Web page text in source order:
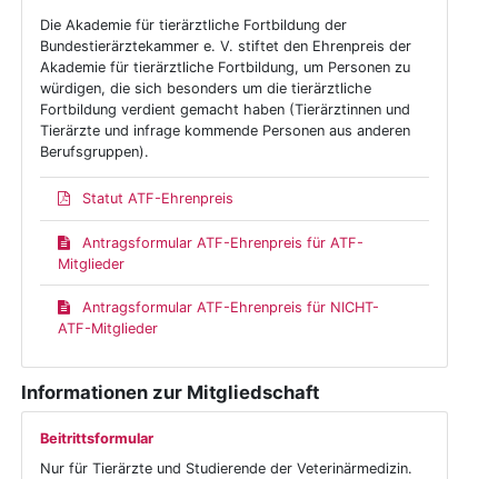
Die Akademie für tierärztliche Fortbildung der
Bundestierärztekammer e. V. stiftet den Ehrenpreis der
Akademie für tierärztliche Fortbildung, um Personen zu
würdigen, die sich besonders um die tierärztliche
Fortbildung verdient gemacht haben (Tierärztinnen und
Tierärzte und infrage kommende Personen aus anderen
Berufsgruppen).
Statut ATF-Ehrenpreis
Antragsformular ATF-Ehrenpreis für ATF-
Mitglieder
Antragsformular ATF-Ehrenpreis für NICHT-
ATF-Mitglieder
Informationen zur Mitgliedschaft
Beitrittsformular
Nur für Tierärzte und Studierende der Veterinärmedizin.